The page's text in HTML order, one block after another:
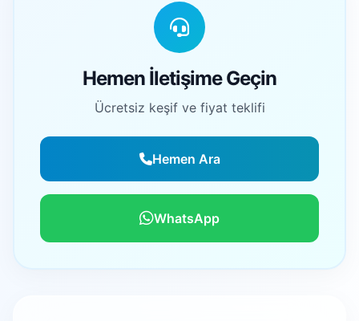
Hemen İletişime Geçin
Ücretsiz keşif ve fiyat teklifi
Hemen Ara
WhatsApp